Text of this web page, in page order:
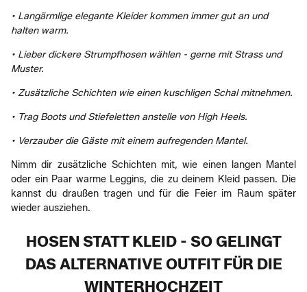
• Langärmlige elegante Kleider kommen immer gut an und
halten warm.
• Lieber dickere Strumpfhosen wählen - gerne mit Strass und
Muster.
• Zusätzliche Schichten wie einen kuschligen Schal mitnehmen.
• Trag Boots und Stiefeletten anstelle von High Heels.
• Verzauber die Gäste mit einem aufregenden Mantel.
Nimm dir zusätzliche Schichten mit, wie einen langen Mantel
oder ein Paar warme Leggins, die zu deinem Kleid passen. Die
kannst du draußen tragen und für die Feier im Raum später
wieder ausziehen.
HOSEN STATT KLEID - SO GELINGT
DAS ALTERNATIVE OUTFIT FÜR DIE
WINTERHOCHZEIT